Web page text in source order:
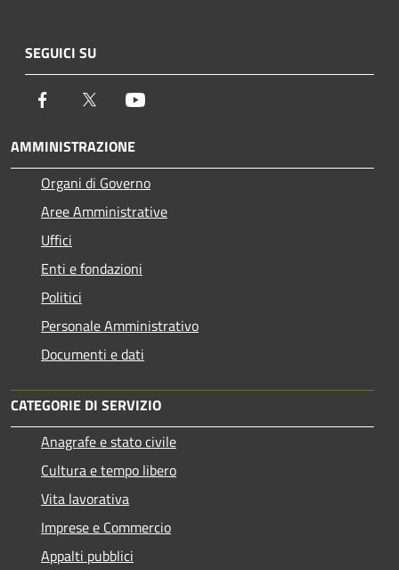
SEGUICI SU
Facebook Twitter
AMMINISTRAZIONE
Organi di Governo
Aree Amministrative
Uffici
Enti e fondazioni
Politici
Personale Amministrativo
Documenti e dati
CATEGORIE DI SERVIZIO
Anagrafe e stato civile
Cultura e tempo libero
Vita lavorativa
Imprese e Commercio
Appalti pubblici